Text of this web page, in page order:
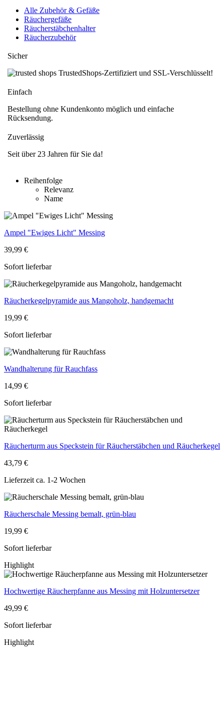
Alle Zubehör & Gefäße
Räuchergefäße
Räucherstäbchenhalter
Räucherzubehör
Sicher
TrustedShops-Zertifiziert und SSL-Verschlüsselt!
Einfach
Bestellung ohne Kundenkonto möglich und einfache
Rücksendung.
Zuverlässig
Seit über 23 Jahren für Sie da!
Reihenfolge
Relevanz
Name
Ampel "Ewiges Licht" Messing
39,99 €
Sofort lieferbar
Räucherkegelpyramide aus Mangoholz, handgemacht
19,99 €
Sofort lieferbar
Wandhalterung für Rauchfass
14,99 €
Sofort lieferbar
Räucherturm aus Speckstein für Räucherstäbchen und Räucherkegel
43,79 €
Lieferzeit ca. 1-2 Wochen
Räucherschale Messing bemalt, grün-blau
19,99 €
Sofort lieferbar
Highlight
Hochwertige Räucherpfanne aus Messing mit Holzuntersetzer
49,99 €
Sofort lieferbar
Highlight